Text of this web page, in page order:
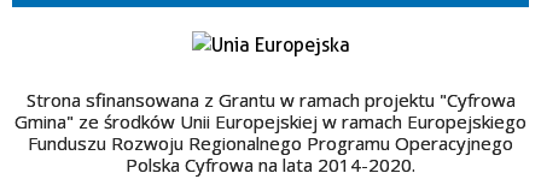
Strona sfinansowana z Grantu w ramach projektu "Cyfrowa
Gmina" ze środków Unii Europejskiej w ramach Europejskiego
Funduszu Rozwoju Regionalnego Programu Operacyjnego
Polska Cyfrowa na lata 2014-2020.